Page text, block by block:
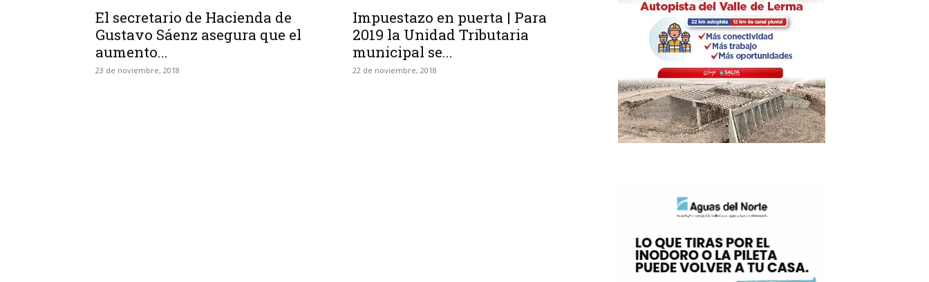
El secretario de Hacienda de
Gustavo Sáenz asegura que el
aumento...
23 de noviembre, 2018
Impuestazo en puerta | Para
2019 la Unidad Tributaria
municipal se...
22 de noviembre, 2018